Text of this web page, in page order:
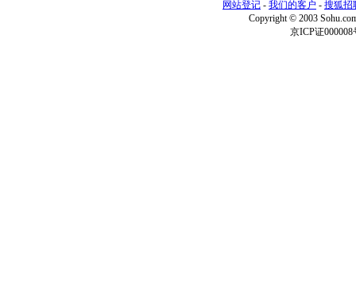
网站登记 - 我们的客户 - 搜狐招
Copyright © 2003
京ICP证